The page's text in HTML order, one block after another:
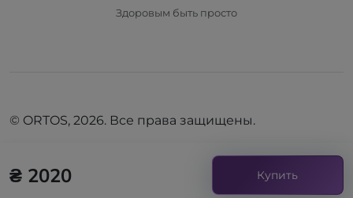
₴ 2020 Купить
Здоровым быть просто
© ORTOS, 2026. Все права защищены.